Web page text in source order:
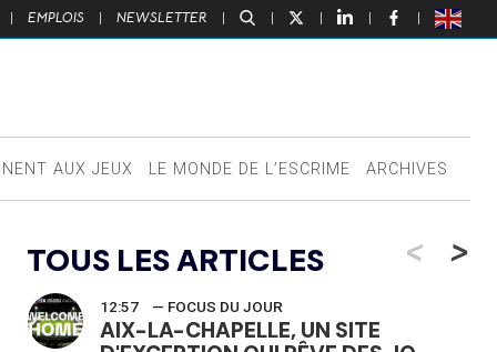
| EMPLOIS | NEWSLETTER | | | | |
AUX JEUX LE MONDE DE L’ESCRIME ARCHIVES
TOUS LES ARTICLES <
12:57 — FOCUS DU JOUR
AIX-LA-CHAPELLE, UN SITE
>